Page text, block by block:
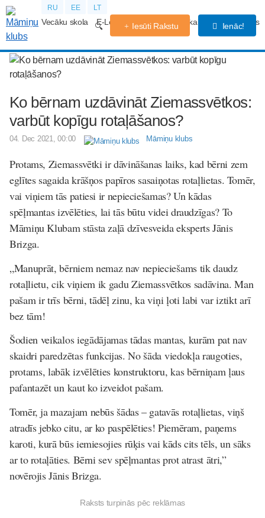
RU EE LT
Vecāku skola E-Lekcijas Grūtniecības kalendārs Forums
Iesūti Rakstu Ienāc!
Ko bērnam uzdāvināt Ziemassvētkos:
varbūt kopīgu rotaļāšanos?
04. Dec 2021, 00:00 Māmiņu klubs
Protams, Ziemassvētki ir dāvināšanas laiks, kad bērni zem
eglītes sagaida krāšņos papīros sasaiņotas rotaļlietas. Tomēr,
vai viņiem tās patiesi ir nepieciešamas? Un kādas
spēļmantas izvēlēties, lai tās būtu videi draudzīgas? To
Māmiņu Klubam stāstazaļā dzīvesveida eksperts Jānis
Brizga.
„Manuprāt, bērniem nemaz nav nepieciešams tik daudz
rotaļlietu, cik viņiem ik gadu Ziemassvētkos sadāvina. Man
pašam ir trīs bērni, tādēļ zinu, ka viņi ļoti labi var iztikt arī
bez tām!
Šodien veikalos iegādājamas tādas mantas, kurām pat nav
skaidri paredzētas funkcijas. No šāda viedokļa raugoties,
protams, labāk izvēlēties konstruktoru, kas bērniņam ļaus
pafantazēt un kaut ko izveidot pašam.
Tomēr, ja mazajam nebūs šādas – gatavās rotaļlietas, viņš
atradīs jebko citu, ar ko paspēlēties! Piemēram, paņems
karoti, kurā būs iemiesojies rūķis vai kāds cits tēls, un sāks
ar to rotaļāties. Bērni sev spēļmantas prot atrast ātri,”
novērojis Jānis Brizga.
Raksts turpinās pēc reklāmas